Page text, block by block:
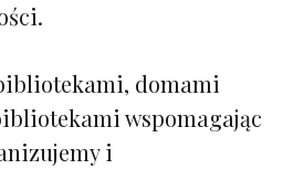
domami
wspomagając
i